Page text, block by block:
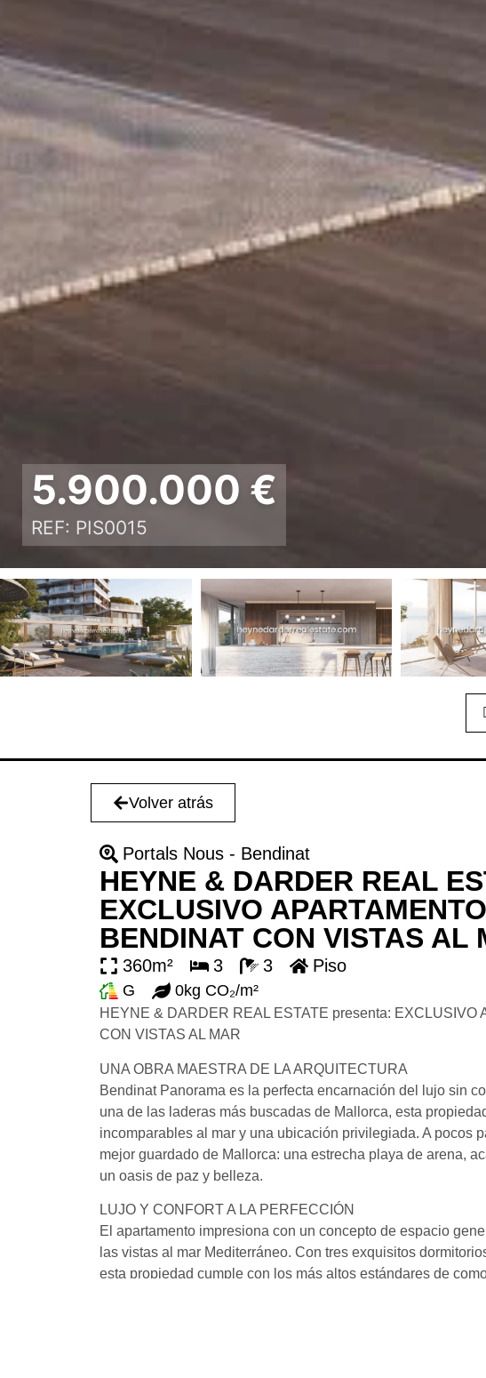
5.900.000 €
REF: PIS0015
Volver atrás
Portals Nous - Bendinat
HEYNE & DARDER REAL
EXCLUSIVO
BENDINAT CON VISTAS AL
360m² 3 3 Piso
G 0kg CO₂/m²
HEYNE & DARDER REAL ESTATE presenta: EXCLUSIVO
CON VISTAS AL MAR
UNA OBRA MAESTRA DE LA ARQUITECTURA
Bendinat Panorama es la perfecta encarnación del lujo sin
una de las laderas más buscadas de Mallorca, esta
incomparables al mar y una ubicación privilegiada. A pocos
mejor guardado de Mallorca: una estrecha playa de arena,
un oasis de paz y belleza.
LUJO Y CONFORT A LA PERFECCIÓN
El apartamento impresiona con un concepto de espacio
las vistas al mar Mediterráneo. Con tres exquisitos
esta propiedad cumple con los más altos estándares de